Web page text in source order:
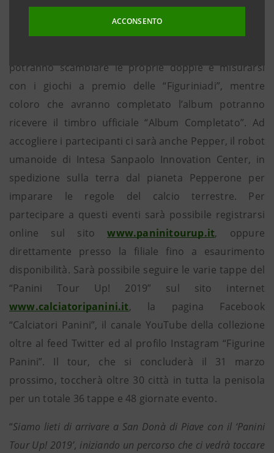
ACCONSENTO
potranno scambiare le proprie doppie e misurarsi
con i giochi a premio delle “Figuriniadi”, mentre
coloro che avranno completato l’album potranno
ricevere il timbro ufficiale “Album Completato”. Ad
accogliere i partecipanti ci sarà anche Pepper, il robot
umanoide di Intesa Sanpaolo Innovation Center, in
spedizione sulla terra dal pianeta Pepperone per
imparare le regole del calcio terrestre. Per
partecipare a questi eventi sarà possibile registrarsi
online sul sitowww.paninitourup.it, oppure
direttamente presso la filiale fino a esaurimento
disponibilità. Sarà possibile seguire le varie tappe del
“Panini Tour Up! 2019” sul sito internet
www.calciatoripanini.it, la pagina Facebook
“Calciatori Panini”, il canale YouTube della collezione
oltre al feed Twitter ed al profilo Instagram “Figurine
Panini”. Il tour, che si concluderà il 31 marzo
prossimo, toccherà oltre 30 città in tutta la penisola
per un totale 36 tappe e 48 giornate evento.
“Siamo lieti di arrivare a San Donà di Piave con il ‘Panini
Tour Up! 2019’, iniziando un percorso che ci vedrà toccare